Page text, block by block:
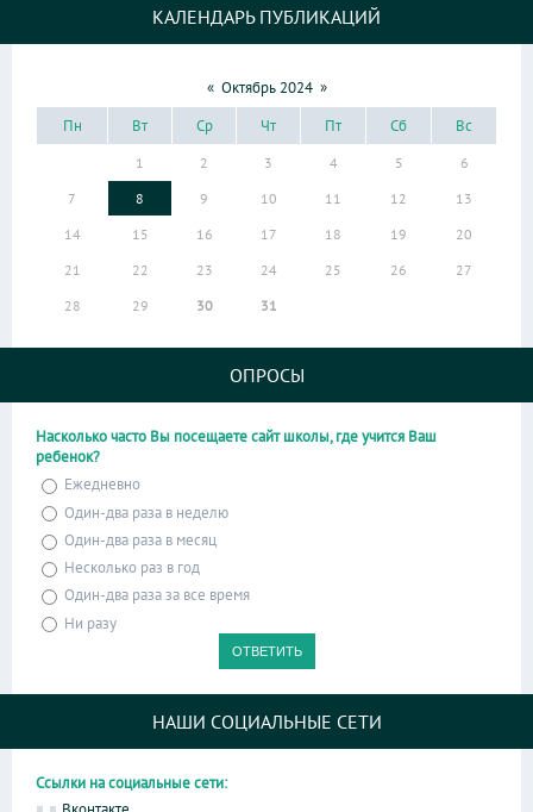
КАЛЕНДАРЬ ПУБЛИКАЦИЙ
« Октябрь 2024 »
Пн
Вт Ср Чт Пт Сб Вс
1 2 3 4 5
6
7
8 9 10 11 12
13
14
15 16 17 18 19
20
21
22 23 24 25 26
27
28
29 30 31
ОПРОСЫ
Насколько часто Вы посещаете сайт школы, где учится Ваш
ребенок?
Ежедневно
Один-два раза в неделю
Один-два раза в месяц
Несколько раз в год
Один-два раза за все время
Ни разу
НАШИ СОЦИАЛЬНЫЕ СЕТИ
Ссылки на социальные сети: